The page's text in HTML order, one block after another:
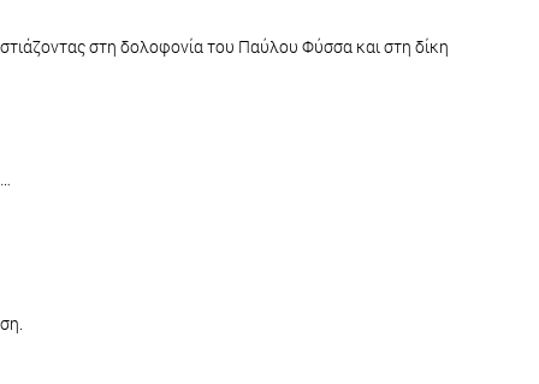
στη δολοφονία του Παύλου Φύσσα και στη δίκη